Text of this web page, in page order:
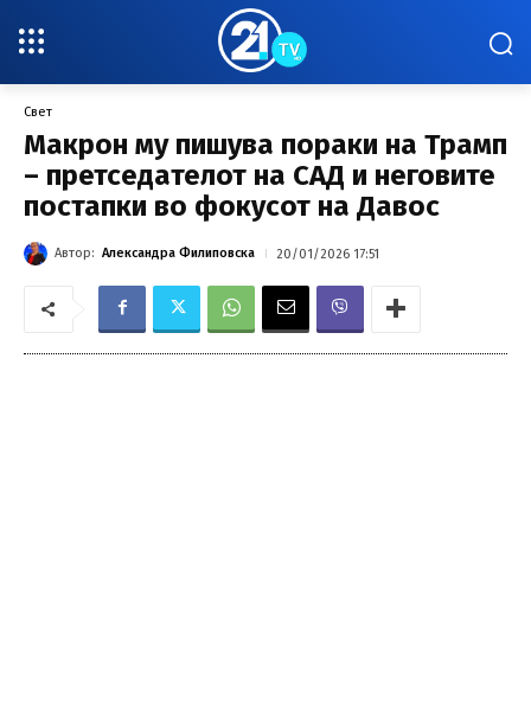
Свет
Макрон му пишува пораки на Трамп
– претседателот на САД и неговите
постапки во фокусот на Давос
Автор: Александра Филиповска 20/01/2026 17:51